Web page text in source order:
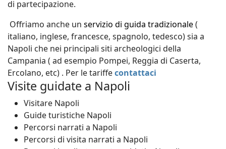
di partecipazione.
Offriamo anche un servizio di guida tradizionale(
italiano, inglese, francesce, spagnolo, tedesco) sia a
Napoli che nei principali siti archeologici della
Campania ( ad esempio Pompei, Reggia di Caserta,
Ercolano, etc) . Per le tariffecontattaci
Visite guidate a Napoli
Visitare Napoli
Guide turistiche Napoli
Percorsi narrati a Napoli
Percorsi di visita narrati a Napoli